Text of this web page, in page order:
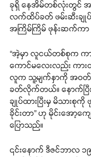
ခုရှိ နေအိမ်တစ်လုံးတွင် အ
လက်ထိပ်ခတ် ဖမ်းဆီးချုပ်နှ
အကြိမ်ကြိမ် ဖုန်းဆက်ကာ
“အဲ့မှာ လူငယ်တစ်စုက ကာ
ကောင်မလေးလည်း ကား
လူက သူ့မျက်နှာကို အဝတ်
ခတ်လိုက်တယ်။ နောက်ပြီ
ချုပ်ထားပြီးမှ မိသားစု
ခိုင်းတာ” ဟု မိုင်းအော့က
ပြောသည်။
၎င်းနောက် ဒီဇင်ဘာလ ၁